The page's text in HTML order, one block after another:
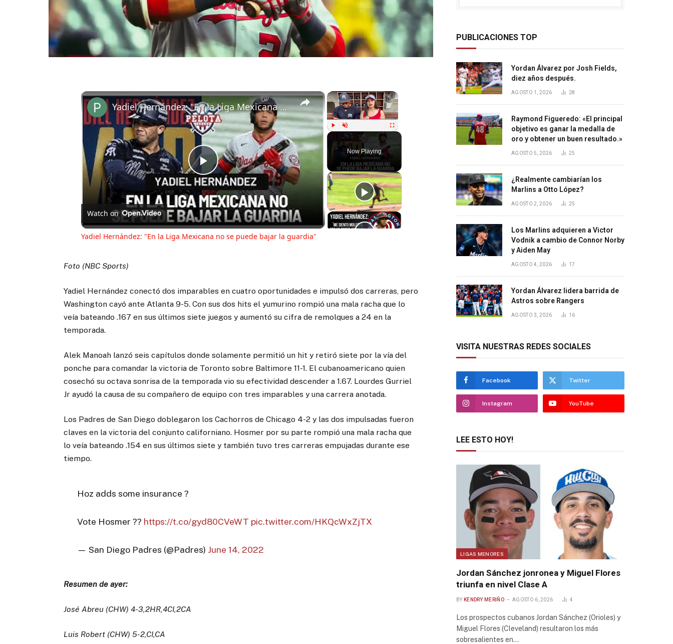
×
Unmute Fullscreen
Now Playing
×
Play
Video
Yadiel Hernández: "En la Liga Mexicana no se puede bajar la guardia"
Watch on
Yadiel Hernández: "En la Liga Mexicana no se puede bajar la guardia"
Foto (NBC Sports)
Yadiel Hernández conectó dos imparables en cuatro oportunidades e impulsó dos carreras, pero
Washington cayó ante Atlanta 9-5. Con sus dos hits el yumurino rompió una mala racha que lo
veía bateando .167 en sus últimos siete juegos y aumentó su cifra de remolques a 24 en la
temporada.
Alek Manoah lanzó seis capítulos donde solamente permitió un hit y retiró siete por la vía del
ponche para comandar la victoria de Toronto sobre Baltimore 11-1. El cubanoamericano quien
cosechó su octava sonrisa de la temporada vio su efectividad descender a 1.67. Lourdes Gurriel
Jr ayudó la causa de su compañero de equipo con tres imparables y una carrera anotada.
Los Padres de San Diego doblegaron los Cachorros de Chicago 4-2 y las dos impulsadas fueron
claves en la victoria del conjunto californiano. Hosmer por su parte rompió una mala racha que
lo veía bateando .154 en sus últimos siete y también tuvo tres carreras empujadas durante ese
tiempo.
Hoz adds some insurance ?
Vote Hosmer ?? https://t.co/gyd80CVeWT pic.twitter.com/HKQcWxZjTX
— San Diego Padres (@Padres) June 14, 2022
Resumen de ayer:
José Abreu (CHW) 4-3,2HR,4CI,2CA
Luis Robert (CHW) 5-2,CI,CA
PUBLICACIONES TOP
Yordan Álvarez por Josh Fields,
diez años después.
AGOSTO 1, 2026 28
Raymond Figueredo: «El principal
objetivo es ganar la medalla de
oro y obtener un buen resultado.»
AGOSTO 5, 2026 25
¿Realmente cambiarían los
Marlins a Otto López?
AGOSTO 2, 2026 25
Los Marlins adquieren a Victor
Vodnik a cambio de Connor Norby
y Aiden May
AGOSTO 4, 2026 17
Yordan Álvarez lidera barrida de
Astros sobre Rangers
AGOSTO 3, 2026 16
VISITA NUESTRAS REDES SOCIALES
Facebook Twitter
Instagram YouTube
LEE ESTO HOY!
LIGAS MENORES
Jordan Sánchez jonronea y Miguel Flores
triunfa en nivel Clase A
BY KENDRY MERIÑO AGOSTO 6, 2026 4
Los prospectos cubanos Jordan Sánchez (Orioles) y
Miguel Flores (Cleveland) resultaron los más
sobresalientes en…